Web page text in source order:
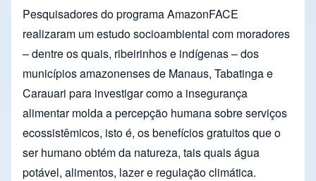
Pesquisadores do programa AmazonFACE
realizaram um estudo socioambiental com moradores
– dentre os quais, ribeirinhos e indígenas – dos
municípios amazonenses de Manaus, Tabatinga e
Carauari para investigar como a insegurança
alimentar molda a percepção humana sobre serviços
ecossistêmicos, isto é, os benefícios gratuitos que o
ser humano obtém da natureza, tais quais água
potável, alimentos, lazer e regulação climática.